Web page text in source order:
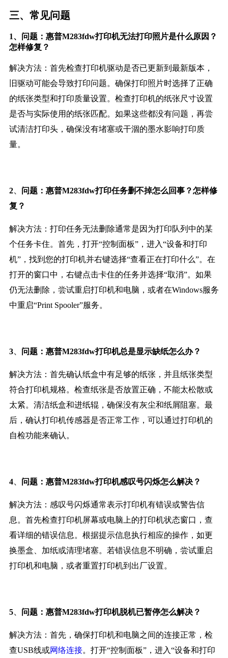
三、常见问题
1、问题：惠普M283fdw打印机无法打印照片是什么原因？
怎样修复？
解决方法：首先检查打印机驱动是否已更新到最新版本，
旧驱动可能会导致打印问题。确保打印照片时选择了正确
的纸张类型和打印质量设置。检查打印机的纸张尺寸设置
是否与实际使用的纸张匹配。如果这些都没有问题，再尝
试清洁打印头，确保没有堵塞或干涸的墨水影响打印质
量。
2、
问题：惠普M283fdw打印任务删不掉怎么回事？怎样修
复？
解决方法：打印任务无法删除通常是因为打印队列中的某
个任务卡住。首先，打开“控制面板”，进入“设备和打印
机”，找到您的打印机并右键选择“查看正在打印什么”。在
打开的窗口中，右键点击卡住的任务并选择“取消”。如果
仍无法删除，尝试重启打印机和电脑，或者在Windows服务
中重启“Print Spooler”服务。
3、 问题：惠普M283fdw打印机总是显示缺纸怎么办？
解决方法：首先确认纸盒中有足够的纸张，并且纸张类型
符合打印机规格。检查纸张是否放置正确，不能太松散或
太紧。清洁纸盒和进纸辊，确保没有灰尘和纸屑阻塞。最
后，确认打印机传感器是否正常工作，可以通过打印机的
自检功能来确认。
4、 问题：惠普M283fdw打印机感叹号闪烁怎么解决？
解决方法：感叹号闪烁通常表示打印机有错误或警告信
息。首先检查打印机屏幕或电脑上的打印机状态窗口，查
看详细的错误信息。根据提示信息执行相应的操作，如更
换墨盒、加纸或清理堵塞。若错误信息不明确，尝试重启
打印机和电脑，或者重置打印机到出厂设置。
5、 问题：惠普M283fdw打印机脱机已暂停怎么解决？
解决方法：首先，确保打印机和电脑之间的连接正常，检
查USB线或网络连接。打开“控制面板”，进入“设备和打印